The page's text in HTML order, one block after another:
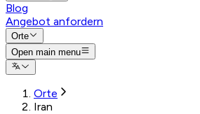
Blog
Angebot anfordern
Orte
Open main menu
Orte
Iran